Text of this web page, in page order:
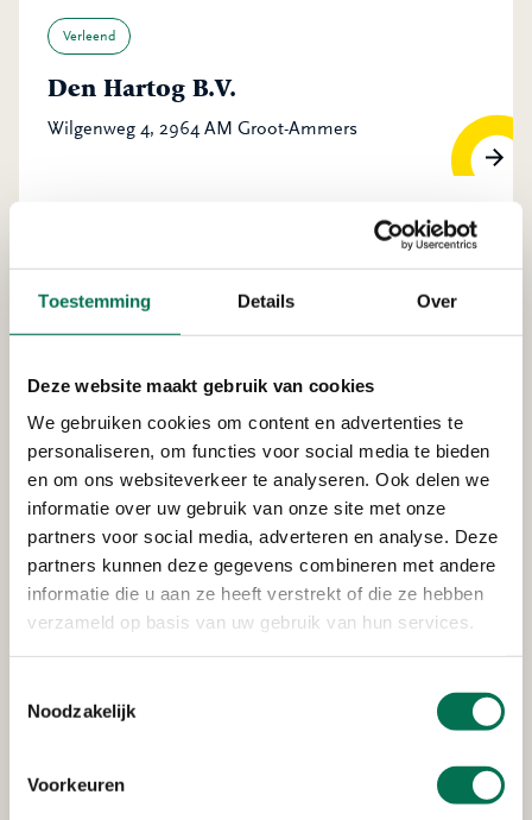
Toestemming Details Over
Deze website maakt gebruik van cookies
We gebruiken cookies om content en advertenties te
personaliseren, om functies voor social media te bieden
en om ons websiteverkeer te analyseren. Ook delen we
informatie over uw gebruik van onze site met onze
partners voor social media, adverteren en analyse. Deze
partners kunnen deze gegevens combineren met andere
informatie die u aan ze heeft verstrekt of die ze hebben
verzameld op basis van uw gebruik van hun services.
Noodzakelijk
Voorkeuren
Verleend
Den Hartog B.V.
Wilgenweg 4, 2964 AM Groot-Ammers
Waterschap Rivierenland
Verleend
Wemmers Tanktransport B.V.
Wervenkampweg 4, 2971 VJ Bleskensgraaf
Zuivelfabriek De Graafstroom
Dorpsstraat 18, 2971 AD Bleskensgraaf